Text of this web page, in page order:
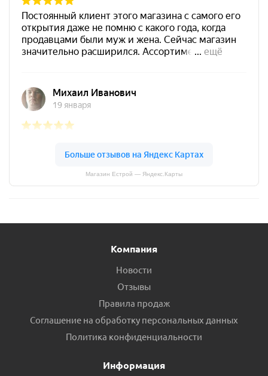
Магазин Естрой — Яндекс.Карты
Компания
Новости
Отзывы
Правила продаж
Соглашение на обработку персональных данных
Политика конфиденциальности
Информация